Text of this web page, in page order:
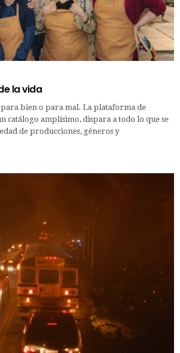
la vida
para bien o para mal. La plataforma de
catálogo amplísimo, dispara a todo lo que se
de producciones, géneros y